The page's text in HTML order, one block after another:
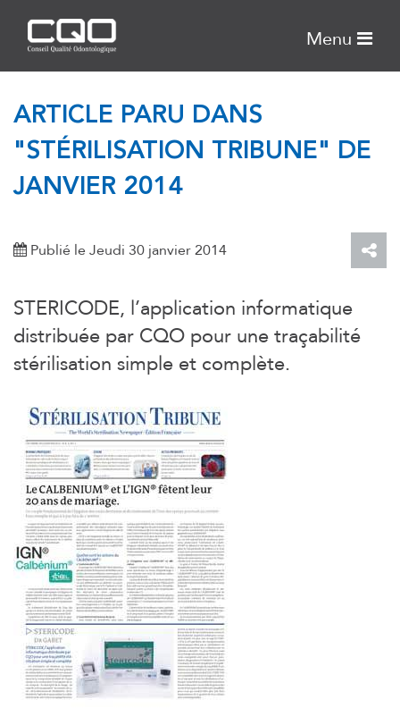
ARTICLE PARU DANS
"STÉRILISATION TRIBUNE" DE
JANVIER 2014
Publié le Jeudi 30 janvier 2014
STERICODE, l’application informatique
distribuée par CQO pour une traçabilité
stérilisation simple et complète.
Menu